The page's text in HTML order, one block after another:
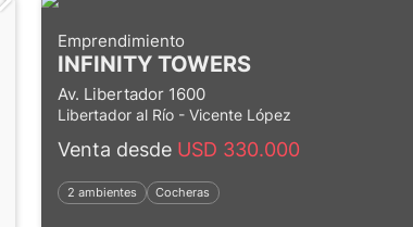
Emprendimiento
INFINITY TOWERS
Av. Libertador 1600
Libertador al Río - Vicente López
Venta desde USD 330.000
2 ambientes Cocheras